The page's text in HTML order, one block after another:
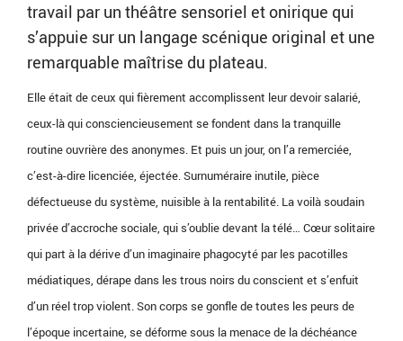
travail par un théâtre sensoriel et onirique qui
s’appuie sur un langage scénique original et une
remarquable maîtrise du plateau.
Elle était de ceux qui fièrement accomplissent leur devoir salarié,
ceux-là qui consciencieusement se fondent dans la tranquille
routine ouvrière des anonymes. Et puis un jour, on l’a remerciée,
c’est-à-dire licenciée, éjectée. Surnuméraire inutile, pièce
défectueuse du système, nuisible à la rentabilité. La voilà soudain
privée d’accroche sociale, qui s’oublie devant la télé… Cœur solitaire
qui part à la dérive d’un imaginaire phagocyté par les pacotilles
médiatiques, dérape dans les trous noirs du conscient et s’enfuit
d’un réel trop violent. Son corps se gonfle de toutes les peurs de
l’époque incertaine, se déforme sous la menace de la déchéance